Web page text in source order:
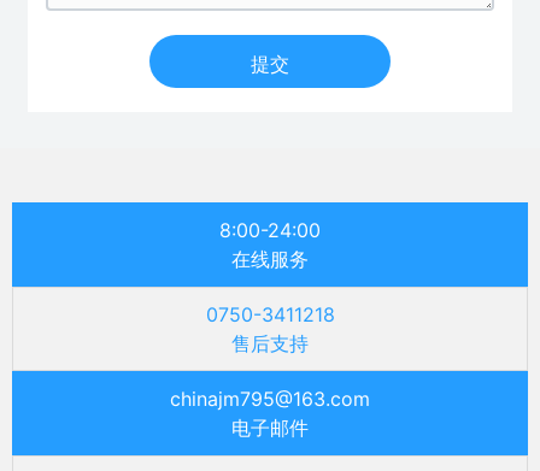
提交
8:00-24:00
在线服务
0750-3411218
售后支持
chinajm795@163.com
电子邮件